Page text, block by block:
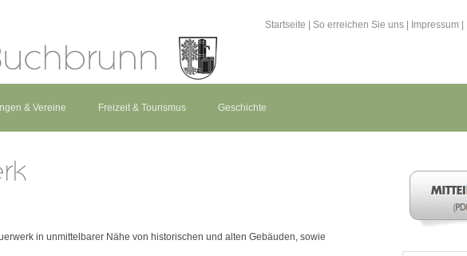
Startseite So erreichen Sie uns Impressum
& Vereine Freizeit & Tourismus Geschichte
in unmittelbarer Nähe von historischen und alten Gebäuden, sowie